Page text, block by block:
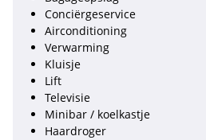
Conciërgeservice
Airconditioning
Verwarming
Kluisje
Lift
Televisie
Minibar / koelkastje
Haardroger